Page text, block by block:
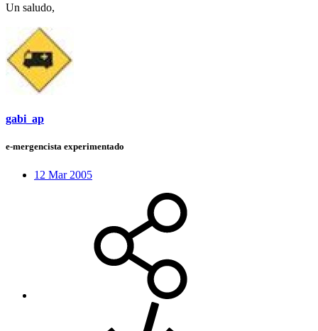
Un saludo,
gabi_ap
e-mergencista experimentado
12 Mar 2005